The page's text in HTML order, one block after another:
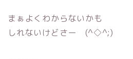
まぁよくわからないかも
しれないけどさー (^◇^;)